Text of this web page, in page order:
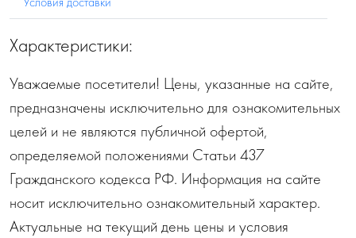
Характеристики:
Уважаемые посетители! Цены, указанные на сайте,
предназначены исключительно для ознакомительных
целей и не являются публичной офертой,
определяемой положениями Статьи 437
Гражданского кодекса РФ. Информация на сайте
носит исключительно ознакомительный характер.
Актуальные на текущий день цены и условия